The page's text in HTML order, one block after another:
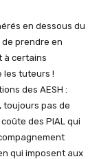
en dessous du
de prendre en
à certains
les tuteurs !
des AESH :
pas de
des PIAL qui
qui imposent aux